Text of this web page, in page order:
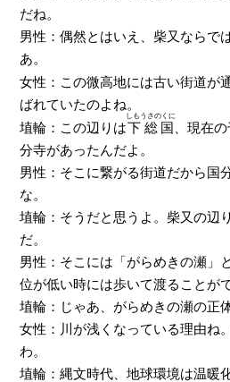
だね。
男性：偶然とはいえ、柴又ならで
あ。
女性：この微高地には古い街道が
ばれていたのよね。
埴輪：この辺りは下総国
しもうさのくに
、現在
分寺があったんだよ。
男性：そこに繋がる街道だから国
な。
埴輪：そうだと思うよ。柴又の辺
だ。
男性：そこには「がらめきの瀬」
位が低い時には歩いて渡ることが
埴輪：じゃあ、がらめきの瀬の正
女性：川が浅くなっている理由ね
わ。
埴輪：縄文時代、地球環境は温暖